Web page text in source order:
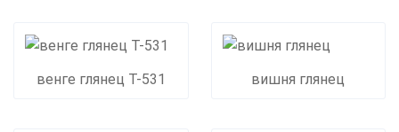
венге глянец Т-531 вишня глянец